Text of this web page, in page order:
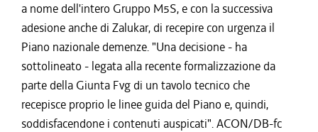
a nome dell'intero Gruppo M5S, e con la successiva
adesione anche di Zalukar, di recepire con urgenza il
Piano nazionale demenze. "Una decisione - ha
sottolineato - legata alla recente formalizzazione da
parte della Giunta Fvg di un tavolo tecnico che
recepisce proprio le linee guida del Piano e, quindi,
soddisfacendone i contenuti auspicati". ACON/DB-fc